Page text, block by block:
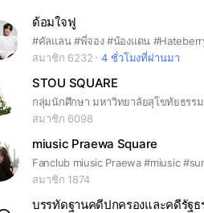
ด้อมใจฟู
สมาชิก 6232
4 ชั่วโมงที่ผ่านมา
STOU SQUARE
สมาชิก 6098
miusic Praewa Square
สมาชิก 1874